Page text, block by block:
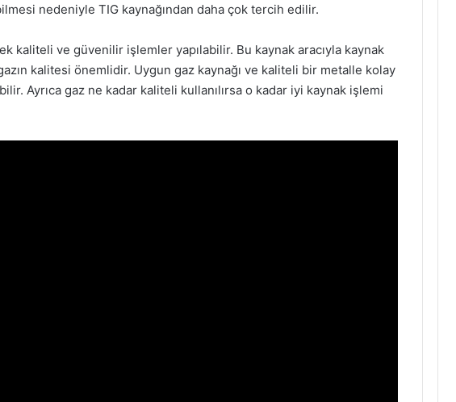
nedeniyle TIG kaynağından daha çok tercih edilir.
kaliteli ve güvenilir işlemler yapılabilir. Bu kaynak aracıyla kaynak
kalitesi önemlidir. Uygun gaz kaynağı ve kaliteli bir metalle kolay
Ayrıca gaz ne kadar kaliteli kullanılırsa o kadar iyi kaynak işlemi